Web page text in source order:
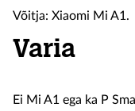
Võitja: Xiaomi Mi A1.
Varia
Ei Mi A1 ega ka P